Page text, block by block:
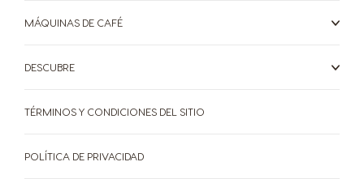
MÁQUINAS DE CAFÉ
DESCUBRE
TÉRMINOS Y CONDICIONES DEL SITIO
POLÍTICA DE PRIVACIDAD